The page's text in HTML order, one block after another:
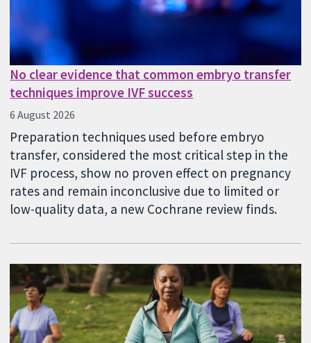
No clear evidence that common embryo transfer
techniques improve IVF success
6 August 2026
Preparation techniques used before embryo
transfer, considered the most critical step in the
IVF process, show no proven effect on pregnancy
rates and remain inconclusive due to limited or
low-quality data, a new Cochrane review finds.